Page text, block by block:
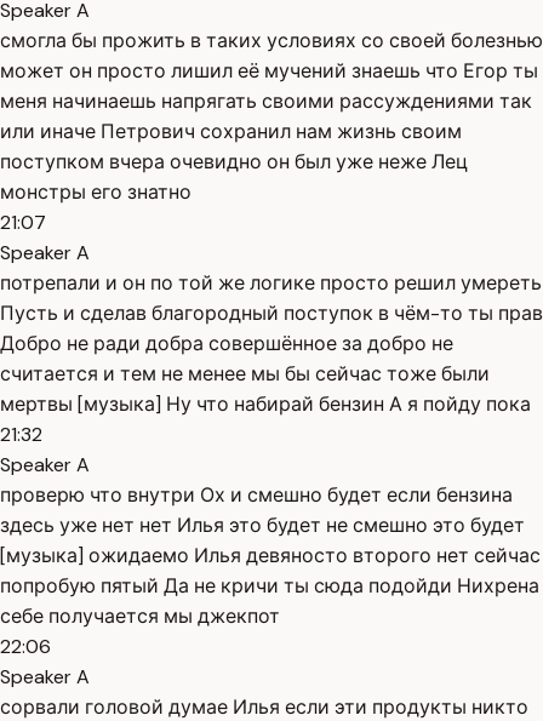
Speaker A
смогла бы прожить в таких условиях со своей болезнью
может он просто лишил её мучений знаешь что Егор ты
меня начинаешь напрягать своими рассуждениями так
или иначе Петрович сохранил нам жизнь своим
поступком вчера очевидно он был уже неже Лец
монстры его знатно
21:07
Speaker A
потрепали и он по той же логике просто решил умереть
Пусть и сделав благородный поступок в чём-то ты прав
Добро не ради добра совершённое за добро не
считается и тем не менее мы бы сейчас тоже были
мертвы [музыка] Ну что набирай бензин А я пойду пока
21:32
Speaker A
проверю что внутри Ох и смешно будет если бензина
здесь уже нет нет Илья это будет не смешно это будет
[музыка] ожидаемо Илья девяносто второго нет сейчас
попробую пятый Да не кричи ты сюда подойди Нихрена
себе получается мы джекпот
22:06
Speaker A
сорвали головой думае Илья если эти продукты никто